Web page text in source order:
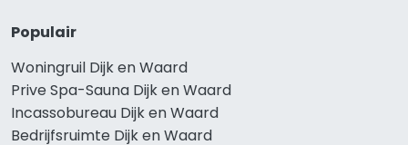
Populair
Woningruil Dijk en Waard
Prive Spa-Sauna Dijk en Waard
Incassobureau Dijk en Waard
Bedrijfsruimte Dijk en Waard